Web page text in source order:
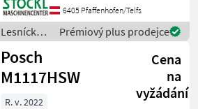
Fixomatik, Autospeed,
Scheitellänge bis 105 cm.
Maschine ist Neu. , :,
6405 Pfaffenhofen/Telfs
Lesnícke a
drevárske
stroje /
Posch
Prémiový plus prodejce
Posch
M1117HSW
Cena
na
vyžádání
R. v. 2022